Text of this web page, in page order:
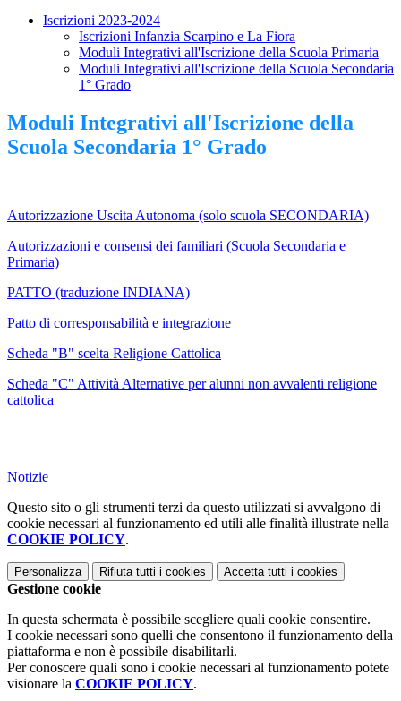
Iscrizioni 2023-2024
Iscrizioni Infanzia Scarpino e La Fiora
Moduli Integrativi all'Iscrizione della Scuola Primaria
Moduli Integrativi all'Iscrizione della Scuola Secondaria
1° Grado
Moduli Integrativi all'Iscrizione della
Scuola Secondaria 1° Grado
Autorizzazione Uscita Autonoma (solo scuola SECONDARIA)
Autorizzazioni e consensi dei familiari (Scuola Secondaria e
Primaria)
PATTO (traduzione INDIANA)
Patto di corresponsabilità e integrazione
Scheda "B" scelta Religione Cattolica
Scheda "C" Attività Alternative per alunni non avvalenti religione
cattolica
Notizie
Questo sito o gli strumenti terzi da questo utilizzati si avvalgono di
cookie necessari al funzionamento ed utili alle finalità illustrate nella
COOKIE POLICY.
Personalizza Rifiuta tutti i cookies Accetta tutti i cookies
Gestione cookie
In questa schermata è possibile scegliere quali cookie consentire.
I cookie necessari sono quelli che consentono il funzionamento della
piattaforma e non è possibile disabilitarli.
Per conoscere quali sono i cookie necessari al funzionamento potete
visionare la COOKIE POLICY.